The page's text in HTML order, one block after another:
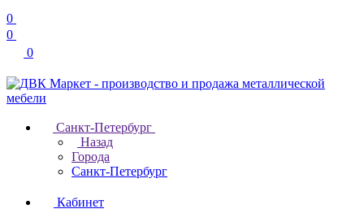
0
0
0
Санкт-Петербург
Назад
Города
Санкт-Петербург
Кабинет